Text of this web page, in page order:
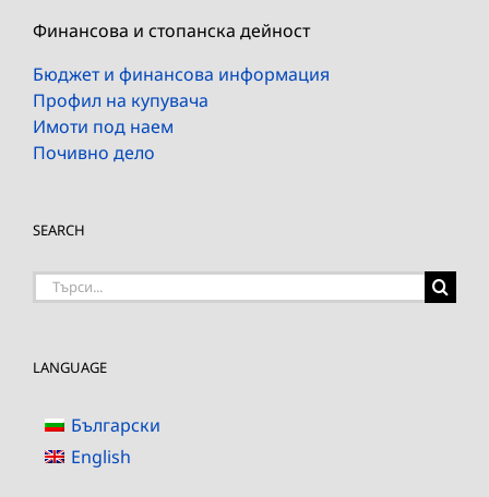
Финансова и стопанска дейност
Бюджет и финансова информация
Профил на купувача
Имоти под наем
Почивно дело
SEARCH
Търсене
LANGUAGE
Български
English